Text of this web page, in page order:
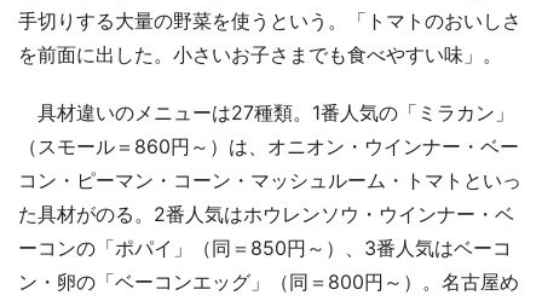
手切りする大量の野菜を使うという。「トマトのおいしさ
を前面に出した。小さいお子さまでも食べやすい味」。
具材違いのメニューは27種類。1番人気の「ミラカン」
（スモール＝860円～）は、オニオン・ウインナー・ベー
コン・ピーマン・コーン・マッシュルーム・トマトといっ
た具材がのる。2番人気はホウレンソウ・ウインナー・ベ
ーコンの「ポパイ」（同＝850円～）、3番人気はベーコ
ン・卵の「ベーコンエッグ」（同＝800円～）。名古屋め